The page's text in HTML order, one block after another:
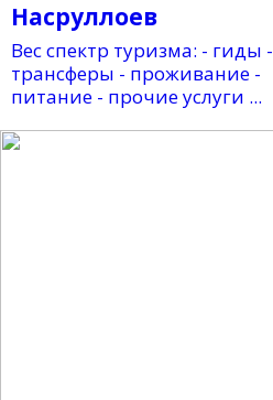
Насруллоев
Вес спектр туризма: - гиды -
трансферы - проживание -
питание - прочие услуги ...